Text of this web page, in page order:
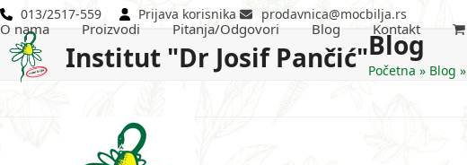
Skip
to
content
013/2517-559 Prijava korisnika prodavnica@mocbilja.rs
Institut "Dr Josif Pančić"
O nama Proizvodi Pitanja/Odgovori Blog Kontakt
Blog
Početna » Blog »